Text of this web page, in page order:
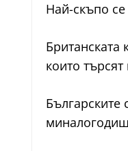
Най-скъпо
които
Българските